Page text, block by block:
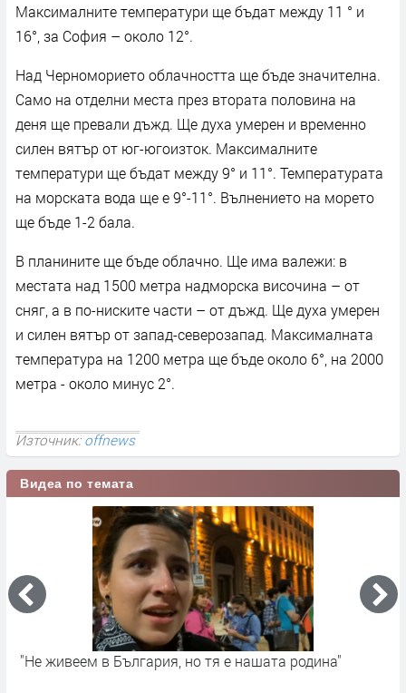
Максималните температури ще бъдат между 11 ° и
16°, за София – около 12°.
Над Черноморието облачността ще бъде значителна.
Само на отделни места през втората половина на
деня ще превали дъжд. Ще духа умерен и временно
силен вятър от юг-югоизток. Максималните
температури ще бъдат между 9° и 11°. Температурата
на морската вода ще е 9°-11°. Вълнението на морето
ще бъде 1-2 бала.
В планините ще бъде облачно. Ще има валежи: в
местата над 1500 метра надморска височина – от
сняг, а в по-ниските части – от дъжд. Ще духа умерен
и силен вятър от запад-северозапад. Максималната
температура на 1200 метра ще бъде около 6°, на 2000
метра - около минус 2°.
Източник:offnews
Видеа по темата
"Не живеем в България, но тя е нашата родина"